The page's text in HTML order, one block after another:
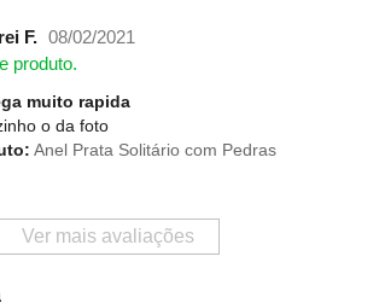
F. 08/02/2021
produto.
muito rapida
o da foto
Anel Prata Solitário com Pedras
Ver mais avaliações